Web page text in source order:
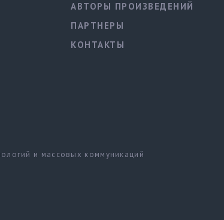
АВТОРЫ ПРОИЗВЕДЕНИЙ
ПАРТНЕРЫ
КОНТАКТЫ
и массовых коммуникаций